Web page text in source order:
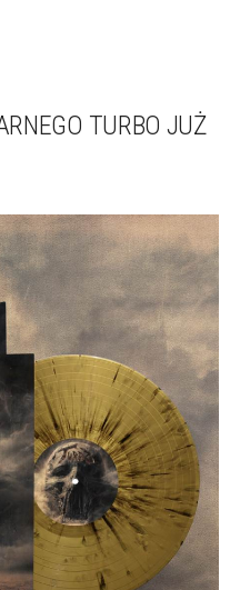
TURBO JUŻ